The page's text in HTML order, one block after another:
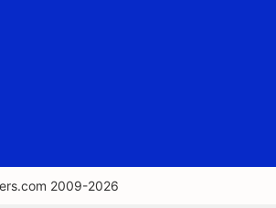
2009-2026